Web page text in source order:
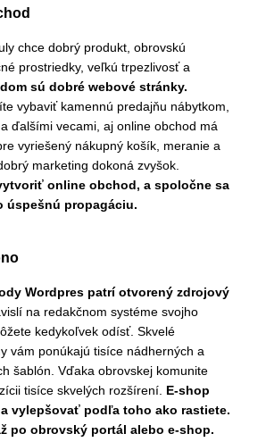
chce dobrý produkt, obrovskú
prostriedky, veľkú trpezlivosť a
sú dobré webové stránky.
vybaviť kamennú predajňu nábytkom,
ďalšími vecami, aj online obchod má
vyriešený nákupný košík, meranie a
marketing dokoná zvyšok.
online obchod, a spoločne sa
úspešnú propagáciu.
Wordpres patrí otvorený zdrojový
na redakčnom systéme svojho
kedykoľvek odísť. Skvelé
vám ponúkajú tisíce nádherných a
šablón. Vďaka obrovskej komunite
tisíce skvelých rozšírení. E-shop
vylepšovať podľa toho ako rastiete.
po obrovský portál alebo e-shop.